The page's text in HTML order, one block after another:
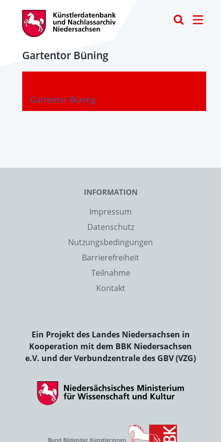
Gartentor Büning
Gartentor Büning
-
INFORMATION
Impressum
Datenschutz
Nutzungsbedingungen
Barrierefreiheit
Teilnahme
Kontakt
Ein Projekt des Landes Niedersachsen in
Kooperation mit dem BBK Niedersachsen
e.V. und der Verbundzentrale des GBV (VZG)
Bund Bildender Künstlerinnen